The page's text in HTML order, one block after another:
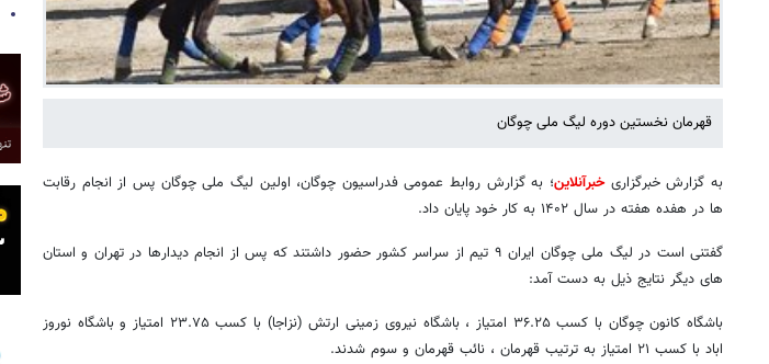
قهرمان نخستین دوره لیگ ملی چوگان
به گزارش خبرگزاریخبرآنلاین؛ به گزارش روابط عمومی فدراسیون چوگان، اولین لیگ ملی چوگان پس از انجام رقابت
ها در هفده هفته در سال ۱۴۰۲ به کار خود پایان داد.
گفتنی است در لیگ ملی چوگان ایران ۹ تیم از سراسر کشور حضور داشتند که پس از انجام دیدارها در تهران و استان
های دیگر نتایج ذیل به دست آمد:
باشگاه کانون چوگان با کسب ۳۶.۲۵ امتیاز ، باشگاه نیروی زمینی ارتش (نزاجا) با کسب ۲۳.۷۵ امتیاز و باشگاه نوروز
اباد با کسب ۲۱ امتیاز به ترتیب قهرمان ، نائب قهرمان و سوم شدند.